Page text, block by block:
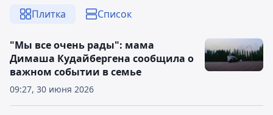
Плитка Список
09:27, 30 июня 2026
"Мы все очень рады": мама
Димаша Кудайбергена сообщила о
важном событии в семье